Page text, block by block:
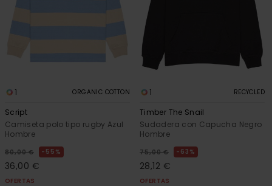
1 ORGANIC COTTON
Script
Camiseta polo tipo rugby Azul
Hombre
80,00 € 55%
36,00 €
OFERTAS
1 RECYCLED
Timber The Snail
Sudadera con Capucha Negro
Hombre
75,00 € 63%
28,12 €
OFERTAS